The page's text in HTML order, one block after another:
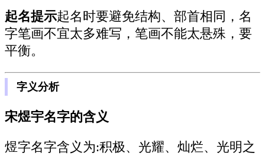
起名提示起名时要避免结构、部首相同，名
字笔画不宜太多难写，笔画不能太悬殊，要
平衡。
字义分析
宋煜宇名字的含义
煜字名字含义为:积极、光耀、灿烂、光明之